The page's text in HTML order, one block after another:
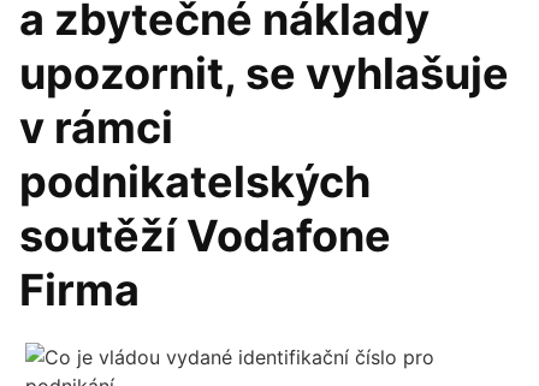
a zbytečné náklady
upozornit, se vyhlašuje
v rámci
podnikatelských
soutěží Vodafone
Firma